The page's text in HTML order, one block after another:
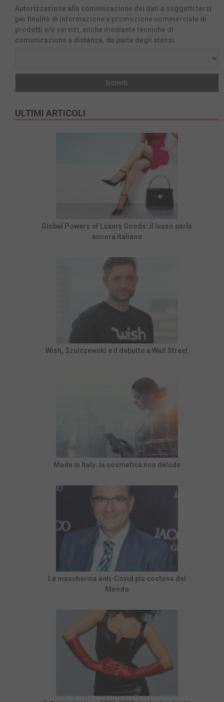
Autorizzazione alla comunicazione dei dati a soggetti terzi
per finalità di informazione e promozione commerciale di
prodotti e/o servizi, anche mediante tecniche di
comunicazione a distanza, da parte degli stessi:
ULTIMI ARTICOLI
Global Powers of Luxury Goods: il lusso parla
ancora italiano
Wish, Szulczewski e il debutto a Wall Street
Made in Italy: la cosmetica non delude
La mascherina anti-Covid più costosa del
Mondo